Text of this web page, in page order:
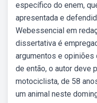
específico do enem,
apresentada e
Webessencial em
dissertativa é
argumentos e opiniões
de então, o autor deve
motociclista, de 58
um animal neste